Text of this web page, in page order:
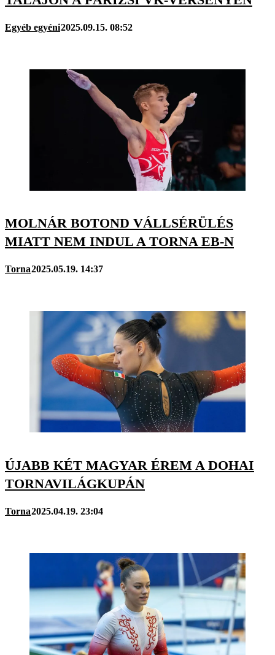
Egyéb egyéni2025.09.15. 08:52
MOLNÁR BOTOND VÁLLSÉRÜLÉS
MIATT NEM INDUL A TORNA EB-N
Torna2025.05.19. 14:37
ÚJABB KÉT MAGYAR ÉREM A DOHAI
TORNAVILÁGKUPÁN
Torna2025.04.19. 23:04